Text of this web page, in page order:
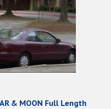
& MOON Full Length